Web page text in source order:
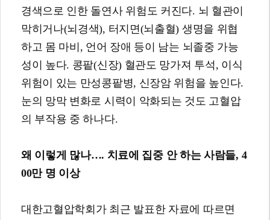
경색으로 인한 돌연사 위험도 커진다. 뇌 혈관이
막히거나(뇌경색), 터지면(뇌출혈) 생명을 위협
하고 몸 마비, 언어 장애 등이 남는 뇌졸중 가능
성이 높다. 콩팥(신장) 혈관도 망가져 투석, 이식
위험이 있는 만성콩팥병, 신장암 위험을 높인다.
눈의 망막 변화로 시력이 악화되는 것도 고혈압
의 부작용 중 하나다.
왜 이렇게 많나…. 치료에 집중 안 하는 사람들, 4
00만 명 이상
대한고혈압학회가 최근 발표한 자료에 따르면